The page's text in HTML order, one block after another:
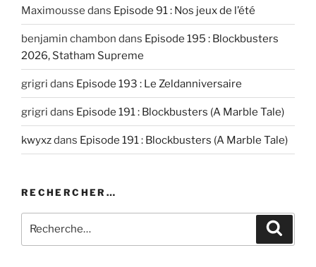
EMBED
Maximousse dans Episode 91 : Nos jeux de l’été
benjamin chambon dans Episode 195 : Blockbusters
2026, Statham Supreme
grigri dans Episode 193 : Le Zeldanniversaire
grigri dans Episode 191 : Blockbusters (A Marble Tale)
kwyxzdans Episode 191 : Blockbusters (A Marble Tale)
RECHERCHER…
pour